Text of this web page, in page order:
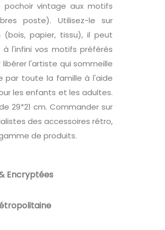
pochoir vintage aux motifs
poste). Utilisez-le sur
papier, tissu), il peut
l'infini vos motifs préférés
l'artiste qui sommeille
par toute la famille à l'aide
les enfants et les adultes.
29*21 cm. Commander sur
des accessoires rétro,
de produits.
Encryptées